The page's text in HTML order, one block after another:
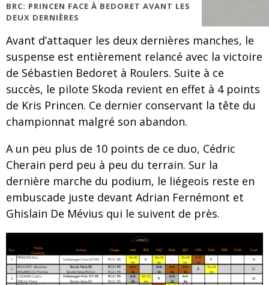
BRC: PRINCEN FACE À BEDORET AVANT LES
DEUX DERNIÈRES
Avant d’attaquer les deux dernières manches, le
suspense est entièrement relancé avec la victoire
de Sébastien Bedoret à Roulers. Suite à ce
succès, le pilote Skoda revient en effet à 4 points
de Kris Princen. Ce dernier conservant la tête du
championnat malgré son abandon.
A un peu plus de 10 points de ce duo, Cédric
Cherain perd peu à peu du terrain. Sur la
dernière marche du podium, le liégeois reste en
embuscade juste devant Adrian Fernémont et
Ghislain De Mévius qui le suivent de près.